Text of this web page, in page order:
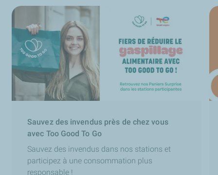
Sauvez des invendus près de chez vous
avec Too Good To Go
Sauvez des invendus dans nos stations et
participez à une consommation plus
responsable !